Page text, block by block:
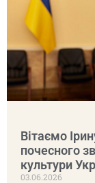
Вітаємо
почесного
культури
03.06.2026